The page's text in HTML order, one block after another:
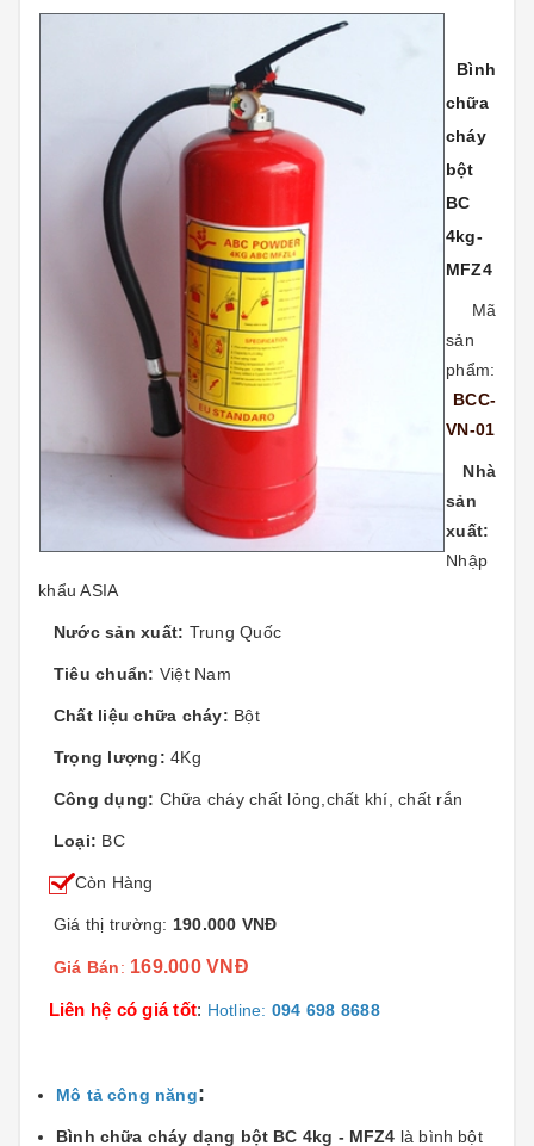
Bình
chữa
cháy
bột
BC
4kg-
MFZ4
Mã
sản
phẩm:
BCC-
VN-01
Nhà
sản
xuất:
Nhập
khẩu ASIA
Nước sản xuất: Trung Quốc
Tiêu chuẩn: Việt Nam
Chất liệu chữa cháy: Bột
Trọng lượng: 4Kg
Công dụng: Chữa cháy chất lỏng,chất khí, chất rắn
Loại: BC
Còn Hàng
Giá thị trường: 190.000 VNĐ
Giá Bán: 169.000 VNĐ
Liên hệ có giá tốt: Hotline: 094 698 8688
Mô tả công năng:
Bình chữa cháy dạng bột BC 4kg - MFZ4 là bình bột